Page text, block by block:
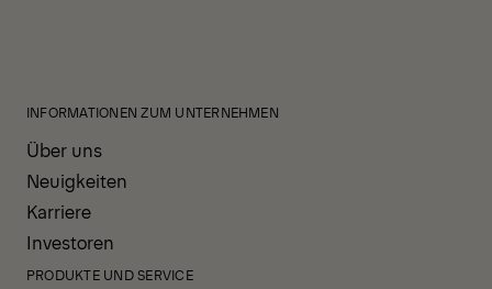
INFORMATIONEN ZUM UNTERNEHMEN
Über uns
Neuigkeiten
Karriere
Investoren
PRODUKTE UND SERVICE